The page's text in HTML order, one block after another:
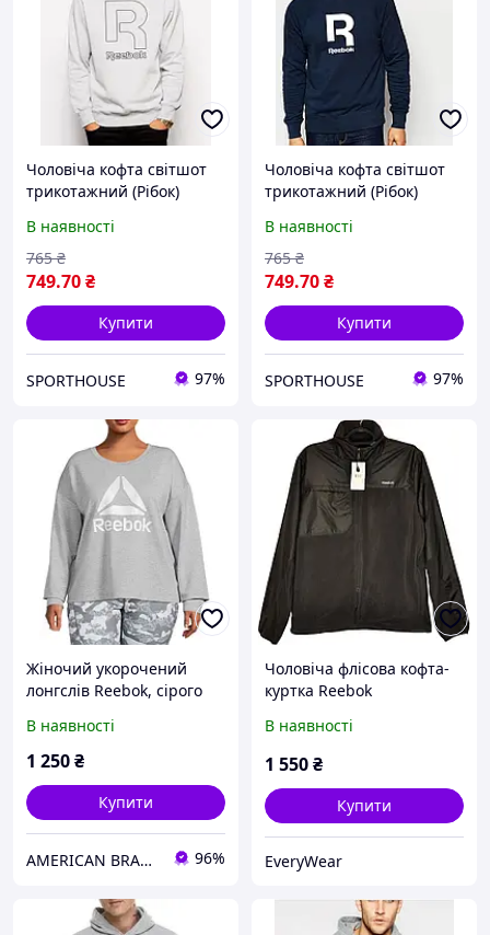
Чоловіча кофта світшот
трикотажний (Рібок)
В наявності
749.70₴
765 ₴
Купити
SPORTHOUSE 97%
Чоловіча кофта світшот
трикотажний (Рібок)
В наявності
749.70₴
765 ₴
Купити
SPORTHOUSE 97%
Жіночий укорочений
лонгслів Reebok, сірого
В наявності
1 250₴
Купити
AMERICAN BRANDS 96%
Чоловіча флісова кофта-
куртка Reebok
В наявності
1 550₴
Купити
EveryWear